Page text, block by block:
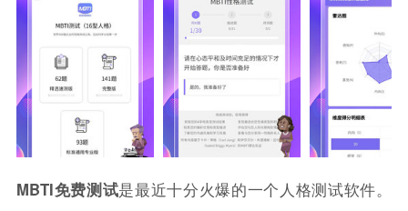
MBTI免费测试是最近十分火爆的一个人格测试软件。